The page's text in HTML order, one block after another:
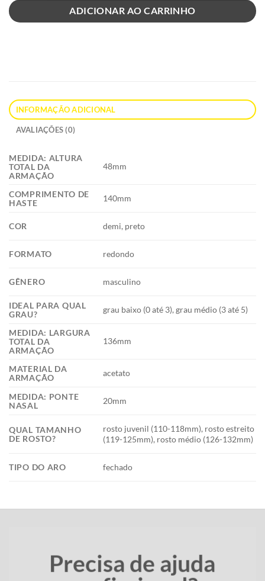
ADICIONAR AO CARRINHO
INFORMAÇÃO ADICIONAL
AVALIAÇÕES (0)
MEDIDA: ALTURA
TOTAL DA
ARMAÇÃO
48mm
COMPRIMENTO DE
HASTE
140mm
COR demi, preto
FORMATO redondo
GÊNERO masculino
IDEAL PARA QUAL
GRAU?
grau baixo (0 até 3), grau médio (3 até 5)
MEDIDA: LARGURA
TOTAL DA
ARMAÇÃO
136mm
MATERIAL DA
ARMAÇÃO
acetato
MEDIDA: PONTE
NASAL
20mm
QUAL TAMANHO
DE ROSTO?
rosto juvenil (110-118mm), rosto estreito
(119-125mm), rosto médio (126-132mm)
TIPO DO ARO fechado
Precisa de ajuda